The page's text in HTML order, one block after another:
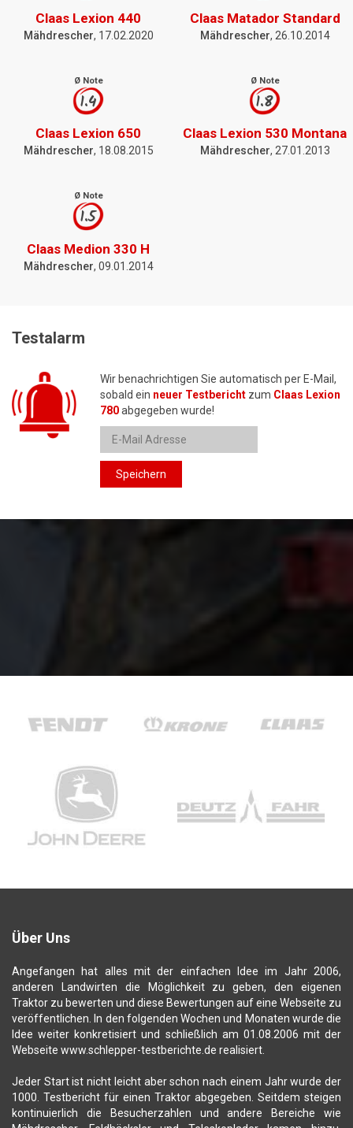
Claas Lexion 440
Mähdrescher, 17.02.2020
Claas Matador Standard
Mähdrescher, 26.10.2014
Ø Note
1.4
Claas Lexion 650
Mähdrescher, 18.08.2015
Ø Note
1.8
Claas Lexion 530 Montana
Mähdrescher, 27.01.2013
Ø Note
1.5
Claas Medion 330 H
Mähdrescher, 09.01.2014
Testalarm
Wir benachrichtigen Sie automatisch per E-Mail,
sobald ein neuer Testbericht zum Claas Lexion
780abgegeben wurde!
Speichern
Über Uns
Angefangen hat alles mit der einfachen Idee im Jahr 2006,
anderen Landwirten die Möglichkeit zu geben, den eigenen
Traktor zu bewerten und diese Bewertungen auf eine Webseite zu
veröffentlichen. In den folgenden Wochen und Monaten wurde die
Idee weiter konkretisiert und schließlich am 01.08.2006 mit der
Webseite www.schlepper-testberichte.de realisiert.
Jeder Start ist nicht leicht aber schon nach einem Jahr wurde der
1000. Testbericht für einen Traktor abgegeben. Seitdem steigen
kontinuierlich die Besucherzahlen und andere Bereiche wie